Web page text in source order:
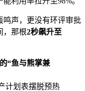
鸣声，更没有环评审批
，那根2秒飙升至
“鱼与熊掌兼
计划表摆脱预热